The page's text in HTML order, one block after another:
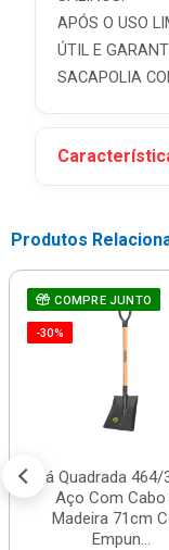
APÓS O USO
ÚTIL E
SACAPOLIA
Produtos
COMPRE JUNTO
-30%
Pá Quadrada 464/
Aço Com Cabo
Madeira 71cm
Empun...